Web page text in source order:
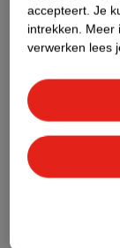
Nature
Bestel &
accepteert. Je
intrekken. Meer
verwerken lees